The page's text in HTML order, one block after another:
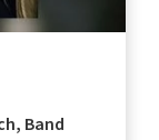
Band